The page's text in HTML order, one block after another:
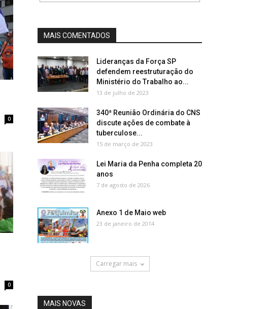
0
0
MAIS COMENTADOS
Lideranças da Força SP
defendem reestruturação do
Ministério do Trabalho ao...
13 de julho de 2023
340ª Reunião Ordinária do CNS
discute ações de combate à
tuberculose...
15 de março de 2023
Lei Maria da Penha completa 20
anos
7 de agosto de 2026
Anexo 1 de Maio web
23 de janeiro de 2014
Carregar mais
MAIS NOVAS